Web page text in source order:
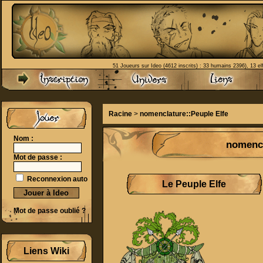
51 Joueurs sur Ideo (4612 inscrits) : 33 humains 2396), 13
Nom :
Mot de passe :
Reconnexion auto
Mot de passe oublié ?
Liens Wiki
Racine> nomenclature::Peuple Elfe
Le Peuple Elfe